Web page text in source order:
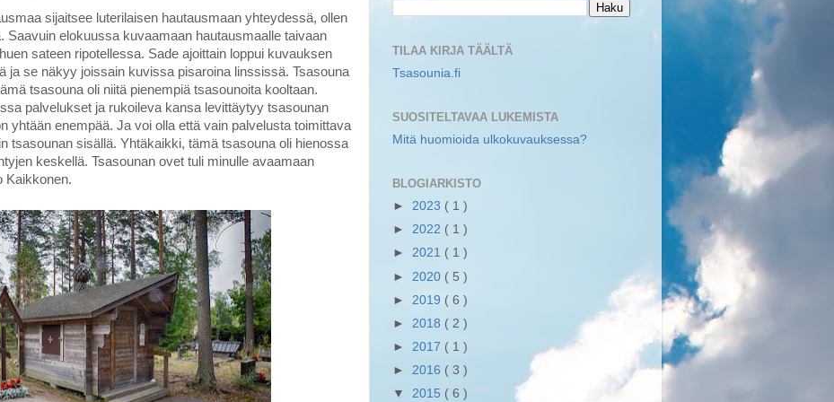
sijaitsee luterilaisen hautausmaan yhteydessä, ollen
Saavuin elokuussa kuvaamaan hautausmaalle taivaan
sateen ripotellessa. Sade ajoittain loppui kuvauksen
ja se näkyy joissain kuvissa pisaroina linssissä. Tsasouna
tsasouna oli niitä pienempiä tsasounoita kooltaan.
palvelukset ja rukoileva kansa levittäytyy tsasounan
yhtään enempää. Ja voi olla että vain palvelusta toimittava
tsasounan sisällä. Yhtäkaikki, tämä tsasouna oli hienossa
keskellä. Tsasounan ovet tuli minulle avaamaan
Kaikkonen.
TILAA KIRJA TÄÄLTÄ
Tsasounia.fi
SUOSITELTAVAA LUKEMISTA
Mitä huomioida ulkokuvauksessa?
BLOGIARKISTO
► 2023 ( 1 )
► 2022 ( 1 )
► 2021 ( 1 )
► 2020 ( 5 )
► 2019 ( 6 )
► 2018 ( 2 )
► 2017 ( 1 )
► 2016 ( 3 )
▼ 2015 ( 6 )